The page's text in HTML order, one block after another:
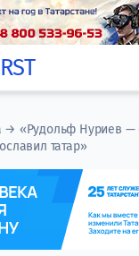
→ «Рудольф Нуриев —
татар»